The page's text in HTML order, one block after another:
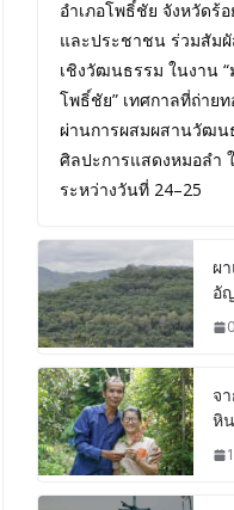
อำเภอโพธิ์ชัย จังหวัดร้
และประชาชน ร่วมสัม
เชิงวัฒนธรรม ในงาน
โพธิ์ชัย” เทศกาลที่ถ่าย
ผ่านการผสมผสานวัฒน
ศิลปะการแสดงหมอลำ
ระหว่างวันที่ 24–25
ผ
อั
จ
หิ